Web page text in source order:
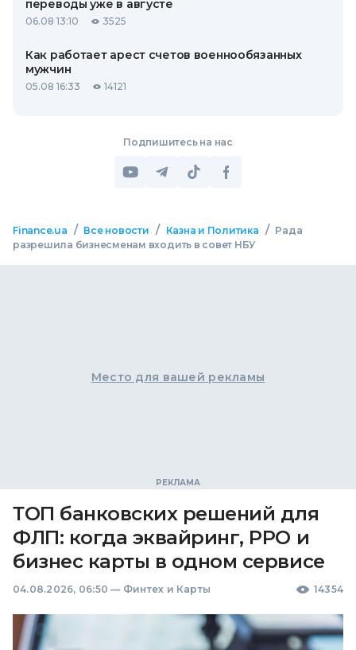
переводы уже в августе
06.08 13:10 3525
Как работает арест счетов военнообязанных
мужчин
05.08 16:33 14121
Подпишитесь на нас
Finance.ua / Все новости / Казна и Политика / Рада
разрешила бизнесменам входить в совет НБУ
Место для вашей рекламы
ТОП банковских решений для
ФЛП: когда эквайринг, РРО и
бизнес карты в одном сервисе
04.08.2026, 06:50 — Финтех и Карты 14354